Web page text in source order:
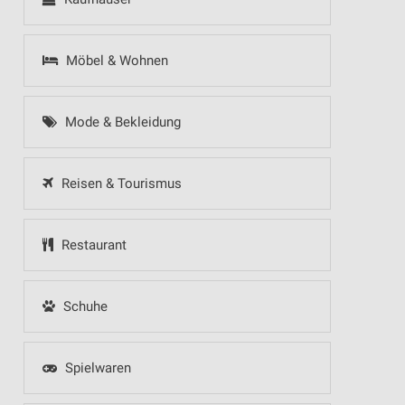
Möbel & Wohnen
Mode & Bekleidung
Reisen & Tourismus
Restaurant
Schuhe
Spielwaren